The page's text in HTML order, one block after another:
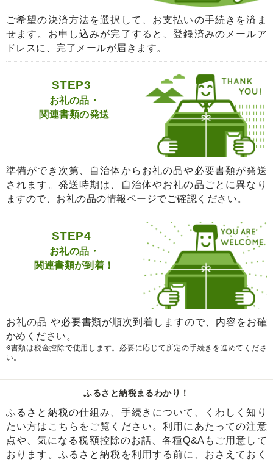
ご希望の決済方法を選択して、お支払いの手続きを済ま
せます。お申し込みが完了すると、登録済みのメールア
ドレスに、完了メールが届きます。
STEP3
お礼の品・
関連書類の発送
準備ができ次第、自治体からお礼の品や必要書類が発送
されます。発送時期は、自治体やお礼の品ごとに異なり
ますので、お礼の品の情報ページでご確認ください。
STEP4
お礼の品・
関連書類が到着！
お礼の品 や必要書類が順次到着しますので、内容をお確
かめください。
※書類は税金控除で使用します。必要に応じて所定の手続きを進めてくださ
い。
ふるさと納税まるわかり！
ふるさと納税の仕組み、手続きについて、くわしく知り
たい方はこちらをご覧ください。利用にあたっての注意
点や、気になる税額控除のお話、各種Q&Aもご用意して
おります。ふるさと納税を利用する前に、おさえておく